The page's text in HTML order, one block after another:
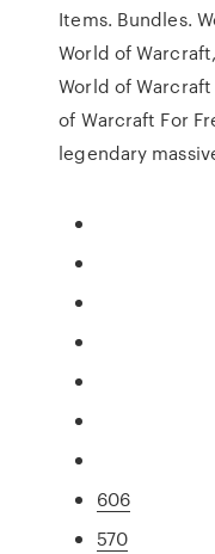
Items. Bundles.
World of
World of
of Warcraft For
legendary
606
570